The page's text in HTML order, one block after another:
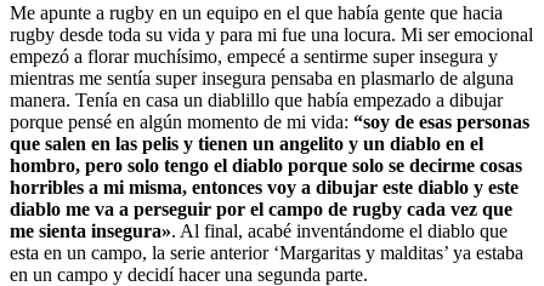
Me apunte a rugby en un equipo en el que había gente que hacia
rugby desde toda su vida y para mi fue una locura. Mi ser emocional
empezó a florar muchísimo, empecé a sentirme super insegura y
mientras me sentía super insegura pensaba en plasmarlo de alguna
manera. Tenía en casa un diablillo que había empezado a dibujar
porque pensé en algún momento de mi vida: “soy de esas personas
que salen en las pelis y tienen un angelito y un diablo en el
hombro, pero solo tengo el diablo porque solo se decirme cosas
horribles a mi misma, entonces voy a dibujar este diablo y este
diablo me va a perseguir por el campo de rugby cada vez que
me sienta insegura». Al final, acabé inventándome el diablo que
esta en un campo, la serie anterior ‘Margaritas y malditas’ ya estaba
en un campo y decidí hacer una segunda parte.